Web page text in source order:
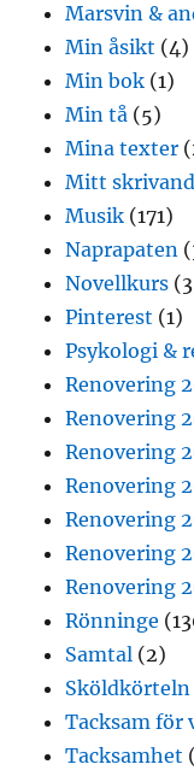
Marsvin &
Min åsikt (4)
Min bok (1)
Min tå (5)
Mina texter
Mitt
Musik (171)
Naprapaten
Novellkurs
Pinterest (1)
Psykologi &
Renovering
Renovering
Renovering
Renovering
Renovering
Renovering
Renovering
Rönninge
Samtal (2)
Sköldkörteln
Tacksam för
Tacksamhet